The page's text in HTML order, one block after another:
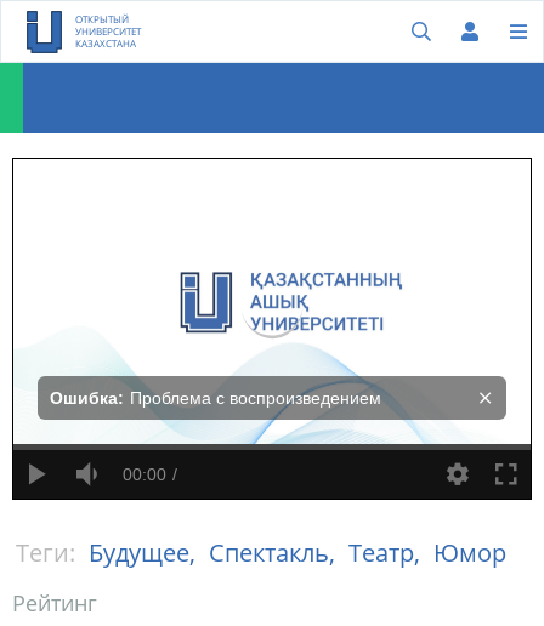
ОТКРЫТЫЙ
УНИВЕРСИТЕТ
КАЗАХСТАНА
Ошибка: Проблема с воспроизведением
00:00
Теги: Будущее, Спектакль, Театр, Юмор
Рейтинг